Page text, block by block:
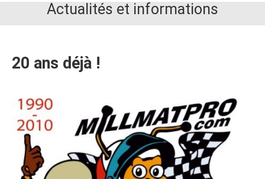
Actualités et informations
20 ans déjà !